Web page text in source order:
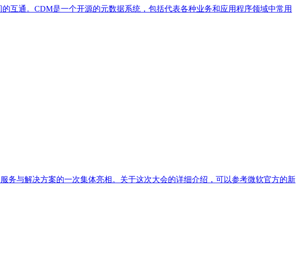
互通。CDM是一个开源的元数据系统，包括代表各种业务和应用程序领域中常用
务与解决方案的一次集体亮相。关于这次大会的详细介绍，可以参考微软官方的新